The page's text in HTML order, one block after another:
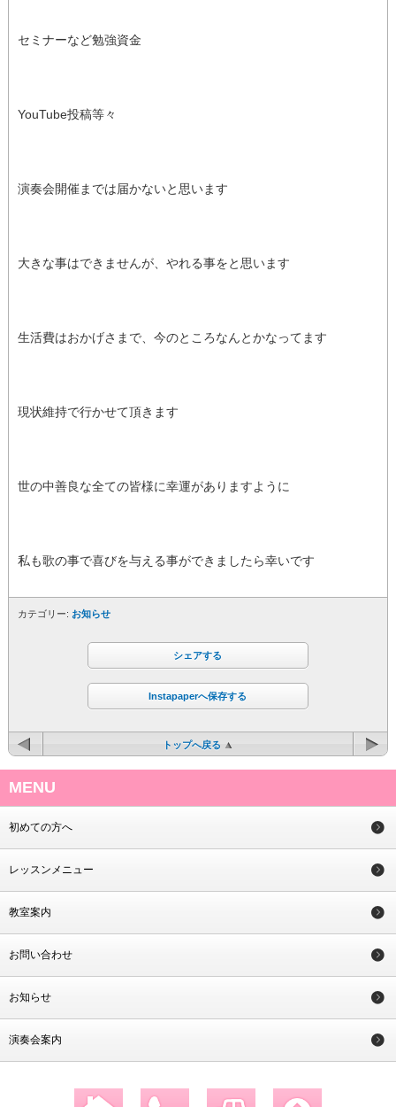
セミナーなど勉強資金
YouTube投稿等々
演奏会開催までは届かないと思います
大きな事はできませんが、やれる事をと思います
生活費はおかげさまで、今のところなんとかなってます
現状維持で行かせて頂きます
世の中善良な全ての皆様に幸運がありますように
私も歌の事で喜びを与える事ができましたら幸いです
カテゴリー: お知らせ
シェアする
Instapaperへ保存する
トップへ戻る
MENU
初めての方へ
レッスンメニュー
教室案内
お問い合わせ
お知らせ
演奏会案内